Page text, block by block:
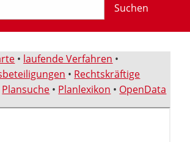
Suchen
• laufende Verfahren •
• Rechtskräftige
Plansuche • Planlexikon • OpenData